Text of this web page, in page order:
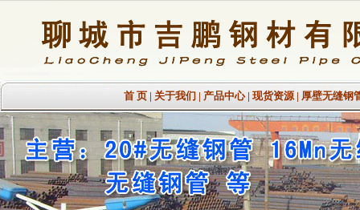
首 页| 关于我们 | 产品中心| 现货资源| 厚壁无缝钢